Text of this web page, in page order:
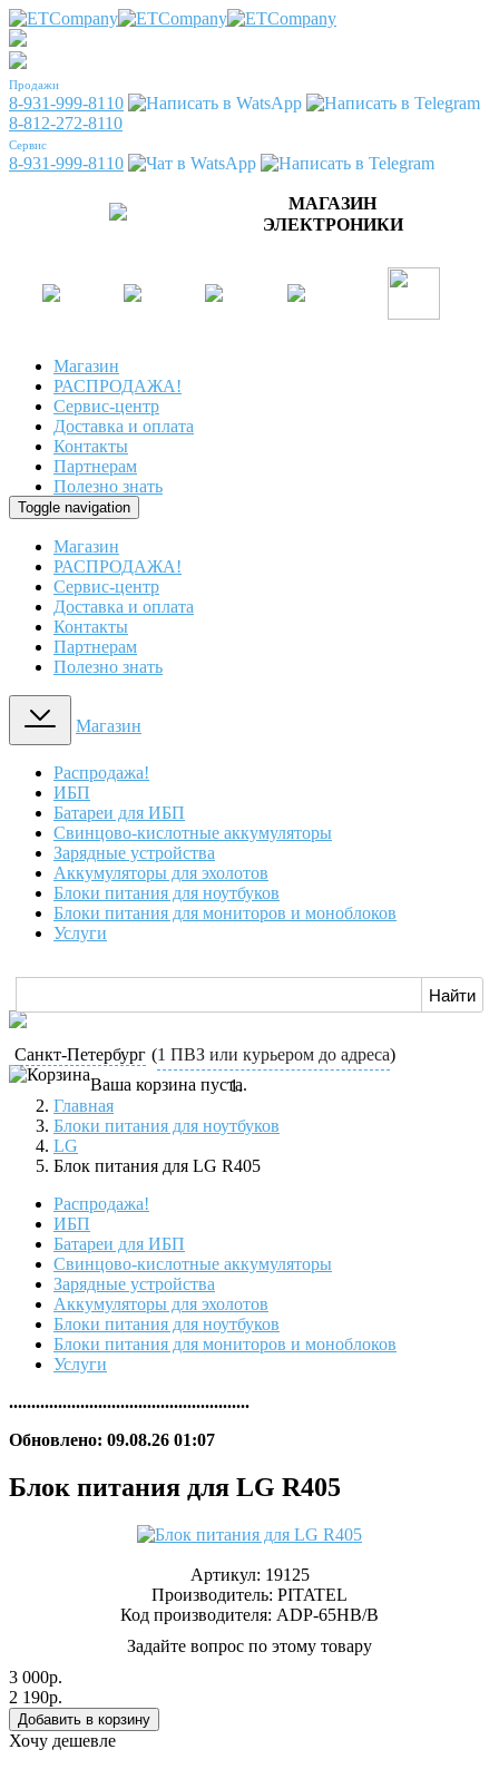
Продажи
8-931-999-8110
8-812-272-8110
Сервис
8-931-999-8110
МАГАЗИН
ЭЛЕКТРОНИКИ
Магазин
РАСПРОДАЖА!
Сервис-центр
Доставка и оплата
Контакты
Партнерам
Полезно знать
Toggle navigation
Магазин
РАСПРОДАЖА!
Сервис-центр
Доставка и оплата
Контакты
Партнерам
Полезно знать
Магазин
Распродажа!
ИБП
Батареи для ИБП
Свинцово-кислотные аккумуляторы
Зарядные устройства
Аккумуляторы для эхолотов
Блоки питания для ноутбуков
Блоки питания для мониторов и моноблоков
Услуги
Санкт-Петербург (1 ПВЗ или курьером до адреса)
Ваша корзина пуста.
Главная
Блоки питания для ноутбуков
LG
Блок питания для LG R405
Распродажа!
ИБП
Батареи для ИБП
Свинцово-кислотные аккумуляторы
Зарядные устройства
Аккумуляторы для эхолотов
Блоки питания для ноутбуков
Блоки питания для мониторов и моноблоков
Услуги
......................................................
Обновлено: 09.08.26 01:07
Блок питания для LG R405
Артикул: 19125
Производитель: PITATEL
Код производителя: ADP-65HB/B
Задайте вопрос по этому товару
3 000р.
2 190р.
Хочу дешевле